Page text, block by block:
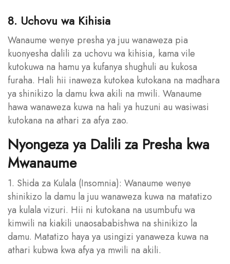
8. Uchovu wa Kihisia
Wanaume wenye presha ya juu wanaweza pia
kuonyesha dalili za uchovu wa kihisia, kama vile
kutokuwa na hamu ya kufanya shughuli au kukosa
furaha. Hali hii inaweza kutokea kutokana na madhara
ya shinikizo la damu kwa akili na mwili. Wanaume
hawa wanaweza kuwa na hali ya huzuni au wasiwasi
kutokana na athari za afya zao.
Nyongeza ya Dalili za Presha kwa
Mwanaume
1. Shida za Kulala (Insomnia): Wanaume wenye
shinikizo la damu la juu wanaweza kuwa na matatizo
ya kulala vizuri. Hii ni kutokana na usumbufu wa
kimwili na kiakili unaosababishwa na shinikizo la
damu. Matatizo haya ya usingizi yanaweza kuwa na
athari kubwa kwa afya ya mwili na akili.